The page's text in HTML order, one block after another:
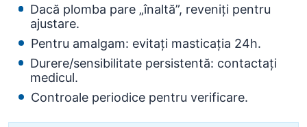
Dacă plomba pare „înaltă”, reveniți pentru
ajustare.
Pentru amalgam: evitați masticația 24h.
Durere/sensibilitate persistentă: contactați
medicul.
Controale periodice pentru verificare.